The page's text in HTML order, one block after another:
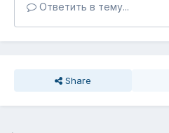
Ответить в тему...
Share